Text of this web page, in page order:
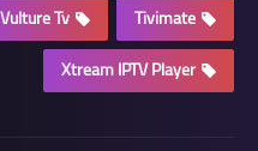
Tivimate
Vulture Tv
Xtream IPTV Player